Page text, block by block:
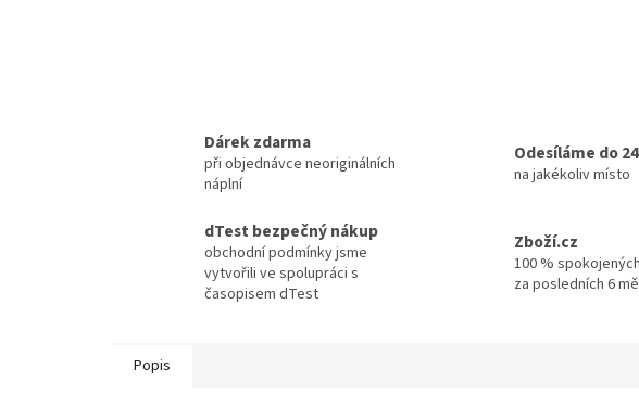
Dárek zdarma
při objednávce neoriginálních
náplní
Odesíláme do
na jakékoliv místo
dTest bezpečný nákup
obchodní podmínky jsme
vytvořili ve spolupráci s
časopisem dTest
Zboží.cz
100 %
za posledních 6
Popis